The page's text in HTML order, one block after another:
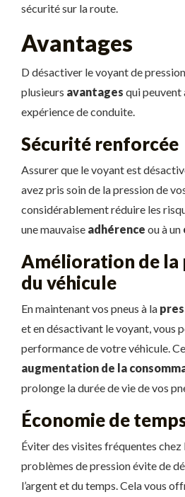
sécurité sur la route.
Avantages
D désactiver le voyant de
plusieurs avantages qui
expérience de conduite.
Sécurité renforcée
Assurer que le voyant est
avez pris soin de la pression de
considérablement réduire les
une mauvaise adhérence ou à un
Amélioration de la
du véhicule
En maintenant vos pneus à la
et en désactivant le voyant, vous
performance de votre véhicule.
augmentation de la
prolonge la durée de vie de vos
Économie de
Éviter des visites fréquentes
problèmes de pression évite de
l’argent et du temps. Cela vous